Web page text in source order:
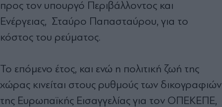
προς τον υπουργό Περιβάλλοντος και
Ενέργειας, Σταύρο Παπασταύρου, για το
κόστος του ρεύματος.
Το επόμενο έτος, και ενώ η πολιτική ζωή της
χώρας κινείται στους ρυθμούς των δικογραφιών
της Ευρωπαϊκής Εισαγγελίας για τον ΟΠΕΚΕΠΕ,